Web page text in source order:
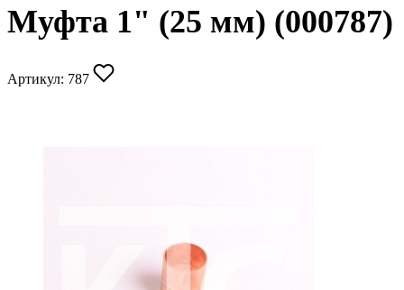
Муфта 1" (25 мм) (000787)
Артикул: 787